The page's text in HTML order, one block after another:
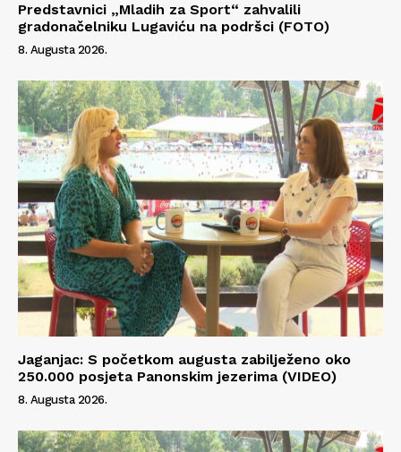
Predstavnici „Mladih za Sport“ zahvalili
gradonačelniku Lugaviću na podršci (FOTO)
8. Augusta 2026.
Jaganjac: S početkom augusta zabilježeno oko
250.000 posjeta Panonskim jezerima (VIDEO)
8. Augusta 2026.